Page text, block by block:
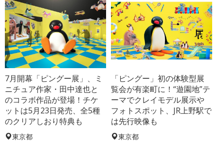
7月開幕「ピングー展」、ミ
ニチュア作家・田中達也と
のコラボ作品が登場！チケ
ットは5月23日発売、全5種
のクリアしおり特典も
東京都
「ピングー」初の体験型展
覧会が有楽町に！“遊園地”テ
ーマでクレイモデル展示や
フォトスポット、JR上野駅で
は先行映像も
東京都